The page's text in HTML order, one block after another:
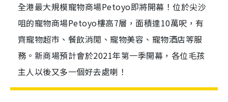
全港最大規模寵物商場Petoyo即將開幕！位於尖沙
咀的寵物商場Petoyo樓高7層，面積達10萬呎，有
齊寵物超市、餐飲消閒、寵物美容、寵物酒店等服
務。新商場預計會於2021年第一季開幕，各位毛孩
主人以後又多一個好去處喇！